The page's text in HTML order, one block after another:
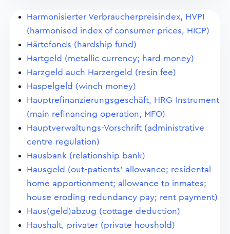
Harmonisierter Verbraucherpreisindex, HVPI
(harmonised index of consumer prices, HICP)
Härtefonds (hardship fund)
Hartgeld (metallic currency; hard money)
Harzgeld auch Harzergeld (resin fee)
Haspelgeld (winch money)
Hauptrefinanzierungsgeschäft, HRG-Instrument
(main refinancing operation, MFO)
Hauptverwaltungs-Vorschrift (administrative
centre regulation)
Hausbank (relationship bank)
Hausgeld (out-patients' allowance; residental
home apportionment; allowance to inmates;
house eroding redundancy pay; rent payment)
Haus(geld)abzug (cottage deduction)
Haushalt, privater (private houshold)